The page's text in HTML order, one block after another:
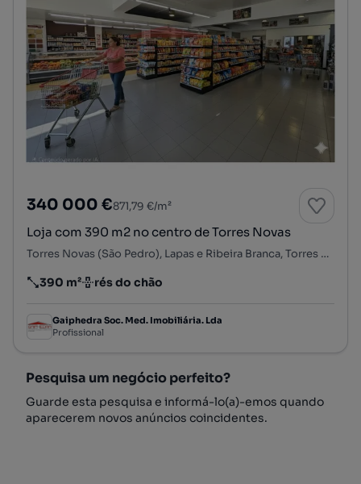
340 000 €871,79 €/m²
Loja com 390 m2 no centro de Torres Novas
Torres Novas (São Pedro), Lapas e Ribeira Branca, Torres Novas, Santarém
Preço por metro quadrado
390 m²
Andar rés do chão
Gaiphedra Soc. Med. Imobiliária. Lda
Profissional
Pesquisa um negócio perfeito?
Guarde esta pesquisa e informá-lo(a)-emos quando
aparecerem novos anúncios coincidentes.